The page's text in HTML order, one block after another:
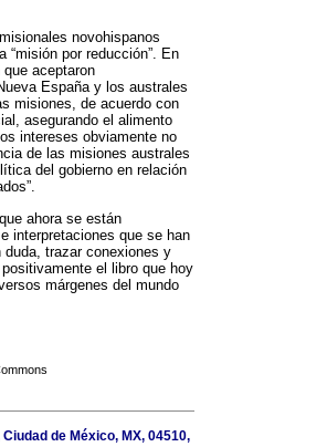
novohispanos
por reducción”. En
aceptaron
España y los australes
misiones, de acuerdo con
asegurando el alimento
intereses obviamente no
de las misiones australes
del gobierno en relación
ahora se están
interpretaciones que se han
trazar conexiones y
el libro que hoy
márgenes del mundo
de México, MX, 04510,